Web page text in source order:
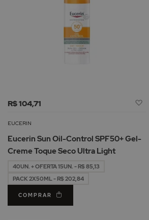
R$ 104,71
EUCERIN
Eucerin Sun Oil-Control SPF50+ Gel-
Creme Toque Seco Ultra Light
40UN. + OFERTA 15UN. - R$ 85,13
PACK 2X50ML - R$ 202,84
COMPRAR